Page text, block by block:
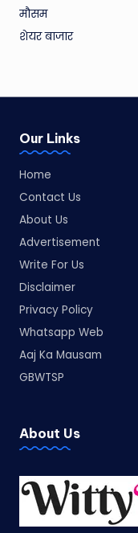
मौसम
शेयर बाजार
Our Links
Home
Contact Us
About Us
Advertisement
Write For Us
Disclaimer
Privacy Policy
Whatsapp Web
Aaj Ka Mausam
GBWTSP
About Us